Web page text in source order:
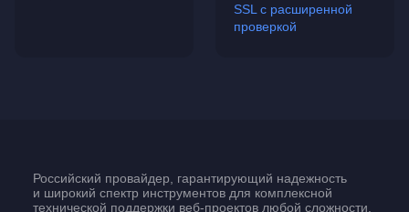
SSL с расширенной
проверкой
Российский провайдер, гарантирующий надежность
и широкий спектр инструментов для комплексной
технической поддержки веб-проектов любой сложности.